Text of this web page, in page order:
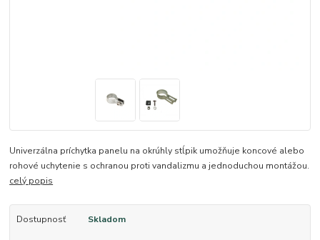
Univerzálna príchytka panelu na okrúhly stĺpik umožňuje koncové alebo
rohové uchytenie s ochranou proti vandalizmu a jednoduchou montážou.
celý popis
Dostupnosť Skladom